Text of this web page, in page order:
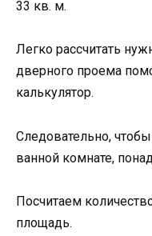
33 кв. м.
Легко рассчитать
дверного проема
калькулятор.
Следовательно,
ванной комнате,
Посчитаем
площадь.